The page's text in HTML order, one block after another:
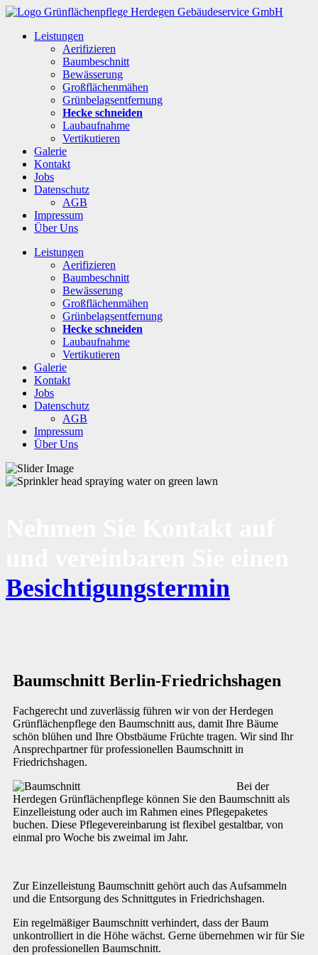
Leistungen
Aerifizieren
Baumbeschnitt
Bewässerung
Großflächenmähen
Grünbelagsentfernung
Hecke schneiden
Laubaufnahme
Vertikutieren
Galerie
Kontakt
Jobs
Datenschutz
AGB
Impressum
Über Uns
Leistungen
Aerifizieren
Baumbeschnitt
Bewässerung
Großflächenmähen
Grünbelagsentfernung
Hecke schneiden
Laubaufnahme
Vertikutieren
Galerie
Kontakt
Jobs
Datenschutz
AGB
Impressum
Über Uns
Besichtigungstermin
Baumschnitt Berlin-Friedrichshagen
Fachgerecht und zuverlässig führen wir von der Herdegen
Grünflächenpflege den Baumschnitt aus, damit Ihre Bäume
schön blühen und Ihre Obstbäume Früchte tragen. Wir sind Ihr
Ansprechpartner für professionellen Baumschnitt in
Friedrichshagen.
Bei der
Herdegen Grünflächenpflege können Sie den Baumschnitt als
Einzelleistung oder auch im Rahmen eines Pflegepaketes
buchen. Diese Pflegevereinbarung ist flexibel gestaltbar, von
einmal pro Woche bis zweimal im Jahr.
Zur Einzelleistung Baumschnitt gehört auch das Aufsammeln
und die Entsorgung des Schnittgutes in Friedrichshagen.
Ein regelmäßiger Baumschnitt verhindert, dass der Baum
unkontrolliert in die Höhe wächst. Gerne übernehmen wir für Sie
den professionellen Baumschnitt.